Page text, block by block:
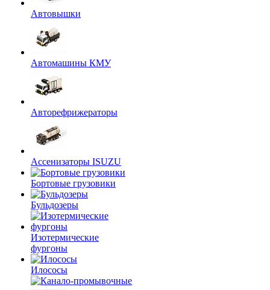
Автовышки
Автомашины КМУ
Авторефрижераторы
Ассенизаторы ISUZU
Бортовые грузовики
Бульдозеры
Изотермические
фургоны
Илососы